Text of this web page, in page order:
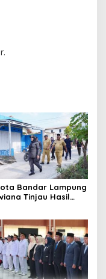
Bandar Lampung
Tinjau Hasil